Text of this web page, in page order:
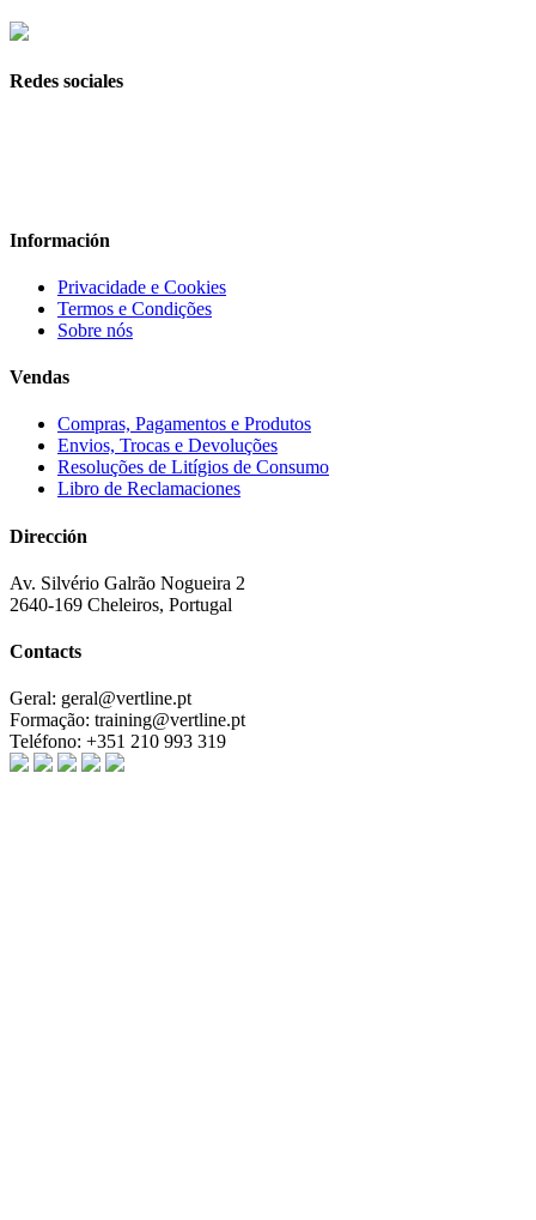
Redes sociales
Información
Privacidade e Cookies
Termos e Condições
Sobre nós
Vendas
Compras, Pagamentos e Produtos
Envios, Trocas e Devoluções
Resoluções de Litígios de Consumo
Libro de Reclamaciones
Dirección
Av. Silvério Galrão Nogueira 2
2640-169 Cheleiros, Portugal
Contacts
Geral: geral@vertline.pt
Formação: training@vertline.pt
Teléfono: +351 210 993 319